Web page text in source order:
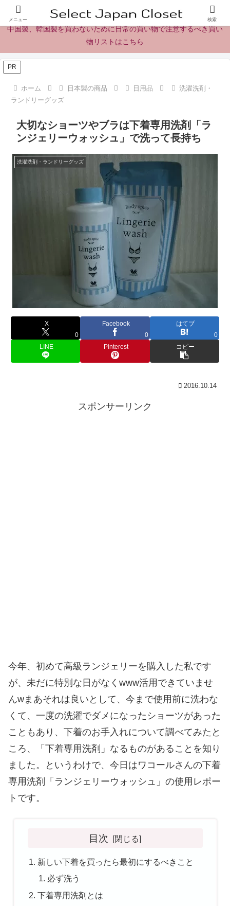
日本製の商品、製品、食品レビューとニュース
中国製、韓国製を買わないために日常の買い物で注意するべき買い
物リストはこちら
PR
ホーム 日本製の商品 日用品
洗濯洗剤・
ランドリーグッズ
大切なショーツやブラは下着専用洗剤「ラ
ンジェリーウォッシュ」で洗って長持ち
洗濯洗剤・ランドリーグッズ
X
0
Facebook
0
はてブ
0
LINE
Pinterest コピー
2016.10.14
スポンサーリンク
今年、初めて高級ランジェリーを購入した私です
が、未だに特別な日がなくwww活用できていませ
んwまあそれは良いとして、今まで使用前に洗わな
くて、一度の洗濯でダメになったショーツがあった
こともあり、下着のお手入れについて調べてみたと
ころ、「下着専用洗剤」なるものがあることを知り
ました。というわけで、今日はワコールさんの下着
専用洗剤「ランジェリーウォッシュ」の使用レポー
トです。
目次
新しい下着を買ったら最初にするべきこと
必ず洗う
下着専用洗剤とは
メニュー 検索